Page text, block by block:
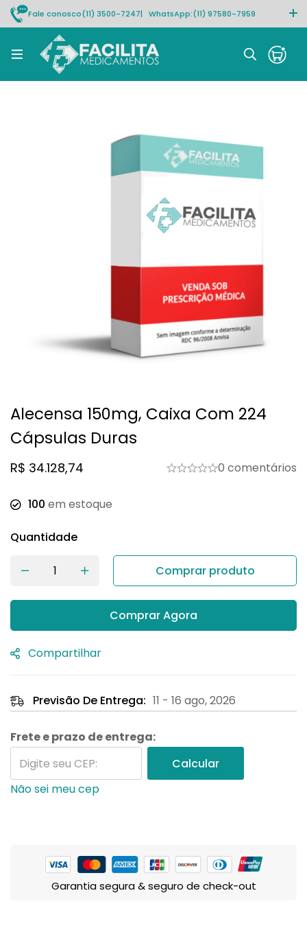
Fale conosco(11) 3500-7247| WhatsApp:(11) 97580-7959
Rastrear pedido
Alecensa 150mg, Caixa Com 224
Cápsulas Duras
R$ 34.128,74 0 comentários
100 em estoque
Quantidade
Comprar produto
Comprar Agora
Compartilhar
Previsão De Entrega: 11 - 16 ago, 2026
Frete e prazo de entrega:
Calcular
Não sei meu cep
Garantia segura & seguro de check-out